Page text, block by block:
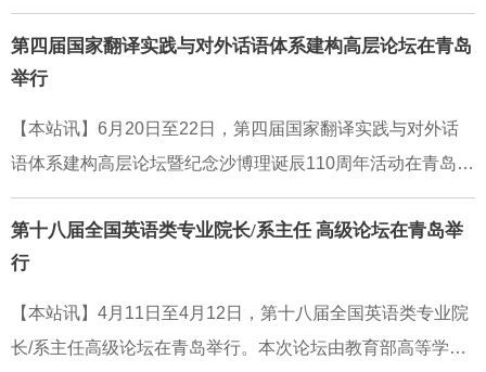
ersation Analysis to Medical Interactions为题作主旨报告，
借助生动的案例阐释了会话分析在医患互动研究中的应用路
径，报告立足会话分析回应医学语言研究现实问题，为医患
互动、医学话语研究提供全新思路，获得与会专家高度认
可，引发与会学者热烈讨论。本次会议充分体现了中国海大
外国语学院在全国医学语言学交叉研究领域的行业
五五事业发展规划把脉问诊。刘勇对参加会议的专家表示热
烈欢迎，重点介绍了学校和外国语学院的发展历程、教学科
底蕴深厚，外语学科建设成效显著，希望各位专家一如既往
地支持学校和学院事业发展，积极建言献策，共同推动专项
五五”事业发展规划汇报，他从党建引领、队伍建设、科学研
究、人才培养、国际交流、社会服务等多个维度，全面介绍
了规划思路与重点任务。交流研讨环节，专家组成员围绕外
语学科建设与学院高质量发展积极建言献策，提出诸多具有
取了学院上一届党委工作报告，选举产生了新一届党的委员
会。会议由学院党委副书记、副院长戴淑妮主持，全体党员
参加。大会在庄严的国歌声中开幕。许玲玲代表上届党委作
题为《牢记嘱托·勇担使命为创建特色鲜明、国内领先、国际
知名的高水平外国语学院而努力奋斗》的工作报告。报告系
加强党的领导和党的建设、全面推动党建工作引领业务发
展、全面落实立德树人根本任务等方面指明了学院未来五年
越，必须更加紧密地团结在以习近平同志为核心的党中央周
围，高举中国特色社会主义伟大旗帜，全面贯彻习近平新时
第四届国家翻译实践与对外话语体系建构高层论坛在青岛
举行
【本站讯】6月20日至22日，第四届国家翻译实践与对外话
语体系建构高层论坛暨纪念沙博理诞辰110周年活动在青岛举
行。本次论坛由中国海洋大学主办，中国海洋大学外国语学
院、中国海洋大学国家翻译协同创新中心承办。中国翻译协
会常务副会长、中国外文局原副局长兼总编辑黄友义，外文
出版社副总编辑丁志涛，中国外文局翻译院副院长朱颖，中
国海洋大学党委常委、副校长范其伟等出席开幕式。本次论
第十八届全国英语类专业院长/系主任 高级论坛在青岛举
行
【本站讯】4月11日至4月12日，第十八届全国英语类专业院
长/系主任高级论坛在青岛举行。本次论坛由教育部高等学校